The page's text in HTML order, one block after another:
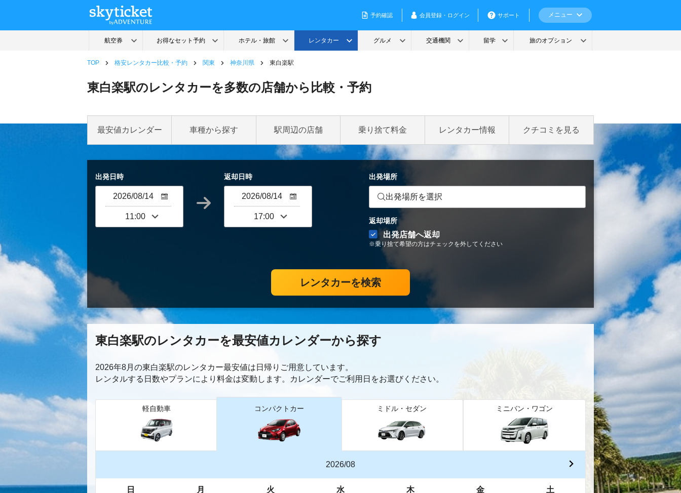
TOP 格安レンタカー比較・予約 関東 神奈川県 東白楽駅
東白楽駅のレンタカーを多数の店舗から比較・予約
最安値カレンダー 車種から探す 駅周辺の店舗 乗り捨て料金 レンタカー情報 クチコミを見る
出発日時 返却日時 出発場所
出発場所を選択
返却場所
出発店舗へ返却
※乗り捨て希望の方はチェックを外してください
レンタカーを検索
東白楽駅のレンタカーを最安値カレンダーから探す
2026年8月の東白楽駅のレンタカー最安値は日帰り ご用意しています。
レンタルする日数やプランにより料金は変動します。カレンダーでご利用日をお選びください。
軽自動車 コンパクトカー ミドル・セダン ミニバン・ワゴン
2026/08
日 月 火 水 木 金 土